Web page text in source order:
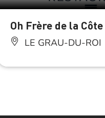
Oh Frère de la Côte
LE GRAU-DU-ROI